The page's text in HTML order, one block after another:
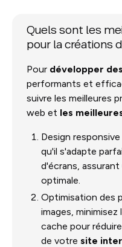
Quels sont les
pour la créations
Pour développer
performants et
suivre les meilleures
web et les
Design
qu'il s'adapte
d'écrans,
optimale.
Optimisation des
images,
cache pour
de votre site